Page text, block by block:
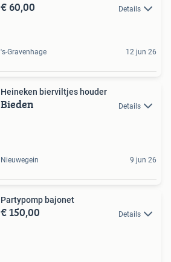
€ 60,00 Details
's-Gravenhage 12 jun 26
Heineken bierviltjes houder
Bieden Details
Nieuwegein 9 jun 26
Partypomp bajonet
€ 150,00 Details